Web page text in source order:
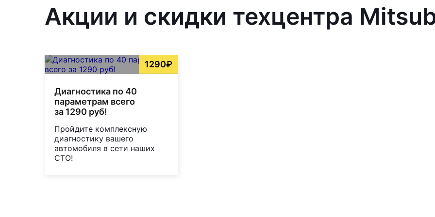
Акции и скидки техцентра
1290₽
Диагностика по 40
параметрам всего
за 1290 руб!
Пройдите комплексную
диагностику вашего
автомобиля в сети наших
СТО!